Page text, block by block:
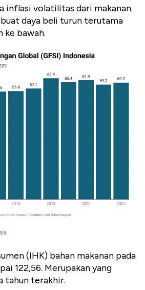
inflasi volatilitas dari makanan.
daya beli turun terutama
ke bawah.
(IHK) bahan makanan pada
122,56. Merupakan yang
tahun terakhir.